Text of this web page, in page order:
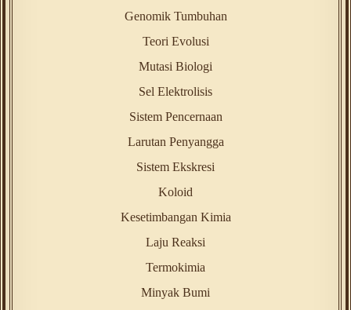
Genomik Tumbuhan
Teori Evolusi
Mutasi Biologi
Sel Elektrolisis
Sistem Pencernaan
Larutan Penyangga
Sistem Ekskresi
Koloid
Kesetimbangan Kimia
Laju Reaksi
Termokimia
Minyak Bumi